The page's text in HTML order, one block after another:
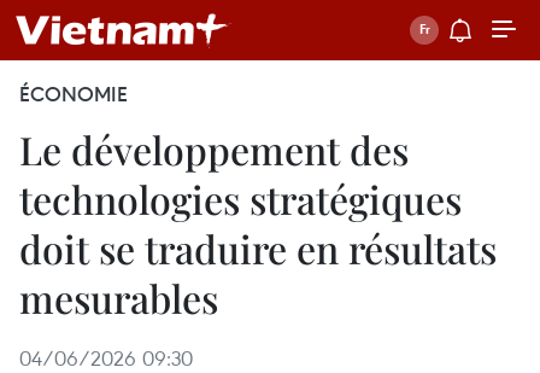
ÉCONOMIE
Le développement des
technologies stratégiques
doit se traduire en résultats
mesurables
04/06/2026 09:30